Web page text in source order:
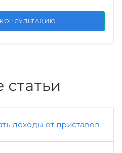
доходы от приставов